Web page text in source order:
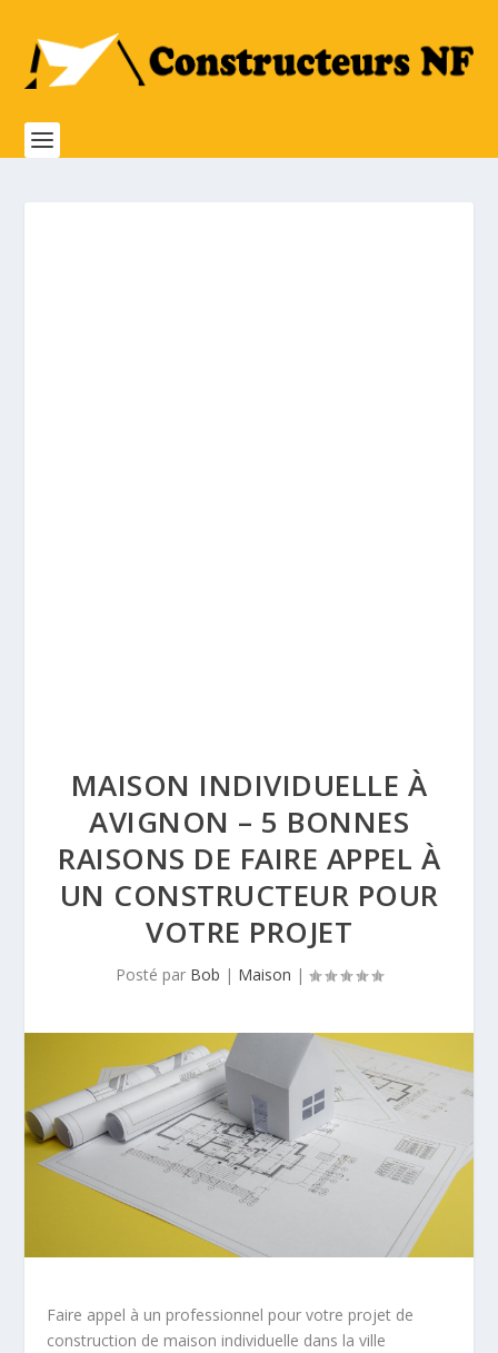
MAISON INDIVIDUELLE À
AVIGNON – 5 BONNES
RAISONS DE FAIRE APPEL À
UN CONSTRUCTEUR POUR
VOTRE PROJET
Posté par Bob | Maison |
Faire appel à un professionnel pour votre projet de
construction de maison individuelle dans la ville